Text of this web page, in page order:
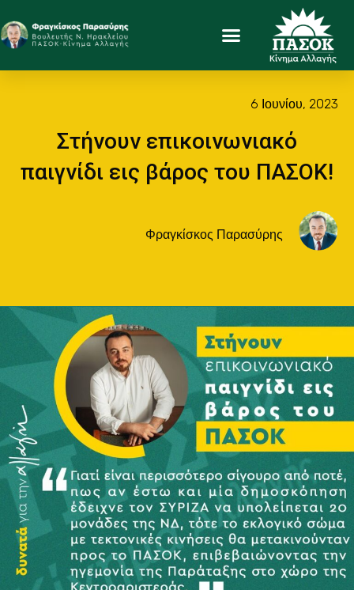
6 Ιουνίου, 2023
Στήνουν επικοινωνιακό
παιγνίδι εις βάρος του ΠΑΣΟΚ!
Φραγκίσκος Παρασύρης